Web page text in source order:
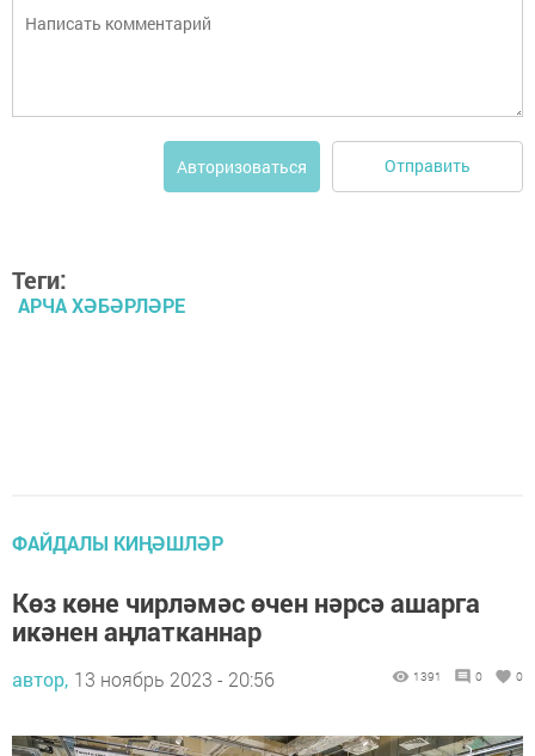
Авторизоваться Отправить
Теги:
АРЧА ХӘБӘРЛӘРЕ
ФАЙДАЛЫ КИҢӘШЛӘР
Көз көне чирләмәс өчен нәрсә ашарга
икәнен аңлатканнар
автор, 13 ноябрь 2023 - 20:56 1391 0 0